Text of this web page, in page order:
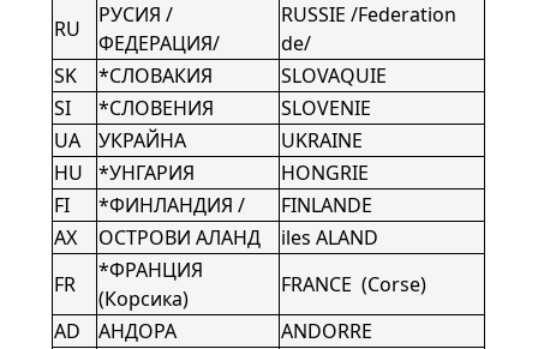
RU
РУСИЯ /
ФЕДЕРАЦИЯ/
RUSSIE /Federation
de/
SK
*СЛОВАКИЯ
SLOVAQUIE
SI
*СЛОВЕНИЯ
SLOVENIE
UA
УКРАЙНА
UKRAINE
HU
*УНГАРИЯ
HONGRIE
FI
*ФИНЛАНДИЯ /
FINLANDE
AX
ОСТРОВИ АЛАНД
iles ALAND
FR
*ФРАНЦИЯ
(Корсика)
FRANCE (Corse)
AD
АНДОРА
ANDORRE